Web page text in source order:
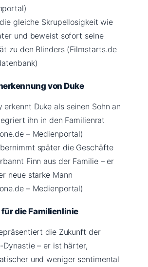
gleiche Skrupellosigkeit wie
und beweist sofort seine
zu den Blinders (Filmstarts.de
von Duke
erkennt Duke als seinen Sohn an
ihn in den Familienrat
– Medienportal)
später die Geschäfte
Finn aus der Familie – er
neue starke Mann
– Medienportal)
die Familienlinie
die Zukunft der
Dynastie – er ist härter,
und weniger sentimental